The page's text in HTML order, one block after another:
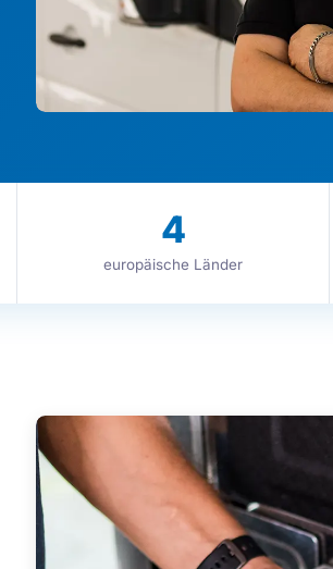
4
europäische Länder